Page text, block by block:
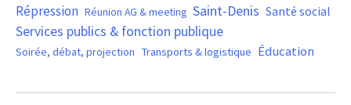
Répression Réunion AG & meeting Saint-Denis Santé social
Services publics & fonction publique
Soirée, débat, projection Transports & logistique Éducation